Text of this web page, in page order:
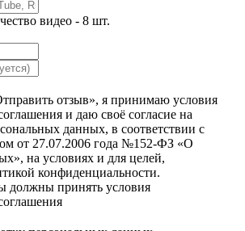
видео - 8 шт.
отзыв», я принимаю условия
и даю своё согласие на
данных, в соответствии с
от 27.07.2006 года №152-ФЗ «О
на условиях и для целей,
конфиденциальности.
должны принять условия